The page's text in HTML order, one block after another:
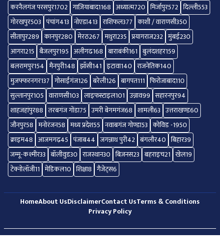
करनैलगंज परसपुर1702 गाज़ियाबाद1168 अध्यात्म720 मिर्जापुर572 दिल्ली553
गोरखपुर503 पंचांग413 नोएडा413 राशिफल377 काशी / वाराणसी350
सीतापुर289 कानपुर280 मेरठ267 मथुरा235 प्रयागराज232 मुंबई230
आगरा215 बैजलपुर195 अलीगढ168 बाराबंकी161 बुलंदशहर159
बलरामपुर154 मैनपुरी148 झाँसी141 इटावा140 राजनेतिक140
मुजफ्फरनगर137 गोसाईंगंज126 बरेली126 बागपत111 फिरोजाबाद110
सुल्तानपुर105 वाराणसी103 लाइफस्टाइल101 उन्नाव99 सहारनपुर94
शाहजहांपुर88 तरबगंज गोंडा75 उमरी बेगमगंज68 शामली63 उत्तराखण्ड60
जौनपुर58 मनोरंजन58 मध्य प्रदेश55 नवाबगंज गोण्डा53 कोविड -1950
क्राइम48 आजमगढ़45 पंजाब44 जगन्नाथ पुरी42 बंगलौर40 बिहार39
जम्मू-कश्मीर33 बॉलीवुड30 राजस्थान30 बिज़नस23 बहराइच21 खेल19
टेक्नोलॉजी11 मेडिकल10 शिक्षा8 गैजेट्स6
HomeAbout UsDisclaimerContact UsTerms & Conditions
Privacy Policy